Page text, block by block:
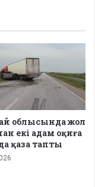
облысында жол
екі адам оқиға
қаза тапты